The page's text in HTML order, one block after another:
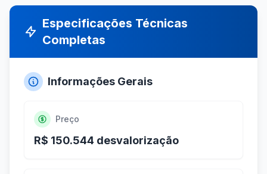
Especificações Técnicas
Completas
Informações Gerais
Preço
R$ 150.544 desvalorização